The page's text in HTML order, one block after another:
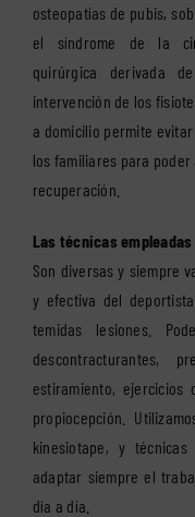
osteopatías de pubis,
el síndrome de la
quirúrgica derivada
intervención de los
a domicilio permite
los familiares para
recuperación.
Las técnicas empleadas
Son diversas y siempre
y efectiva del
temidas lesiones.
descontracturantes,
estiramiento,
propiocepción.
kinesiotape, y
adaptar siempre el
día a día.